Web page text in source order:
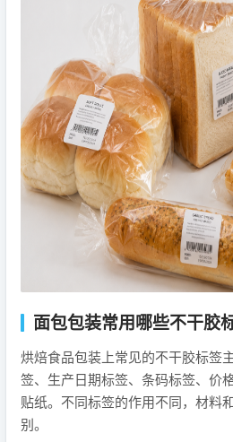
面包包装常用哪些不干胶
烘焙食品包装上常见的不干胶标签
签、生产日期标签、条码标签、价
贴纸。不同标签的作用不同，材料
别。